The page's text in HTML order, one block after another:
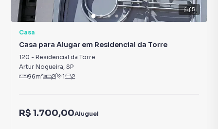
15
Casa
Casa para Alugar em Residencial da Torre
120 - Residencial da Torre
Artur Nogueira, SP
96m² 2 1 2
R$ 1.700,00Aluguel